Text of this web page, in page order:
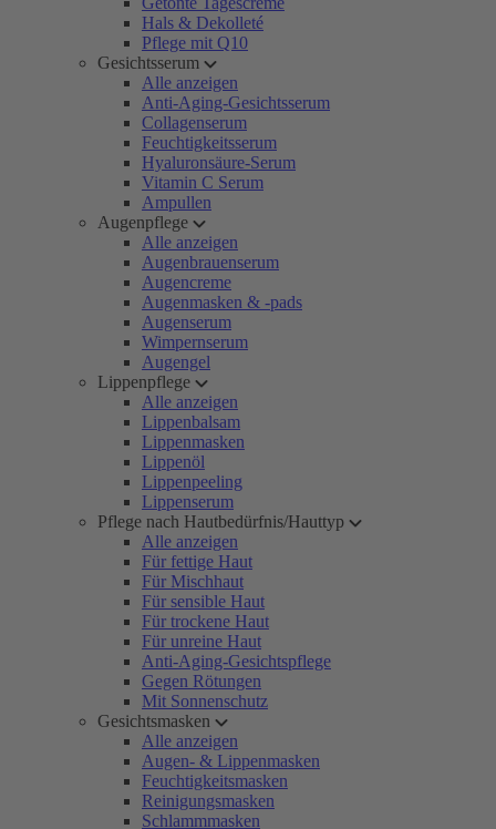
Hals & Dekolleté
Pflege mit Q10
Gesichtsserum
Alle anzeigen
Anti-Aging-Gesichtsserum
Collagenserum
Feuchtigkeitsserum
Hyaluronsäure-Serum
Vitamin C Serum
Ampullen
Augenpflege
Alle anzeigen
Augenbrauenserum
Augencreme
Augenmasken & -pads
Augenserum
Wimpernserum
Augengel
Lippenpflege
Alle anzeigen
Lippenbalsam
Lippenmasken
Lippenöl
Lippenpeeling
Lippenserum
Pflege nach Hautbedürfnis/Hauttyp
Alle anzeigen
Für fettige Haut
Für Mischhaut
Für sensible Haut
Für trockene Haut
Für unreine Haut
Anti-Aging-Gesichtspflege
Gegen Rötungen
Mit Sonnenschutz
Gesichtsmasken
Alle anzeigen
Augen- & Lippenmasken
Feuchtigkeitsmasken
Reinigungsmasken
Schlammmasken